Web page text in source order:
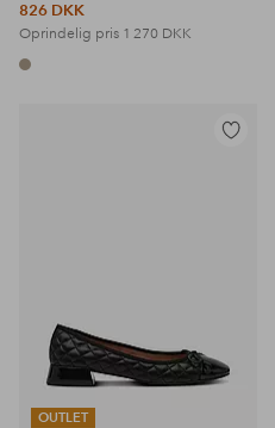
826 DKK
Oprindelig pris 1 270 DKK
OUTLET
Tilføj